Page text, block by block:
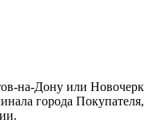
на-Дону или
города